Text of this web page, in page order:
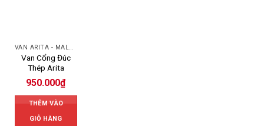
Van Cổng Đúc
Thép Arita
950.000₫
THÊM VÀO
GIỎ HÀNG